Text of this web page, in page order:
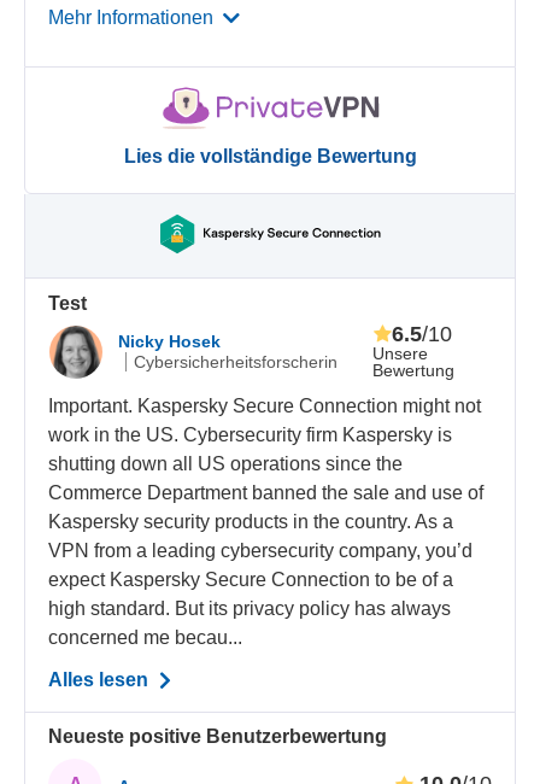
Mehr Informationen
Lies die vollständige Bewertung
Test
Nicky Hosek
Cybersicherheitsforscherin
Unsere
Bewertung
6.5/10
Important. Kaspersky Secure Connection might not
work in the US. Cybersecurity firm Kaspersky is
shutting down all US operations since the
Commerce Department banned the sale and use of
Kaspersky security products in the country. As a
VPN from a leading cybersecurity company, you’d
expect Kaspersky Secure Connection to be of a
high standard. But its privacy policy has always
concerned me becau...
Alles lesen
Neueste positive Benutzerbewertung